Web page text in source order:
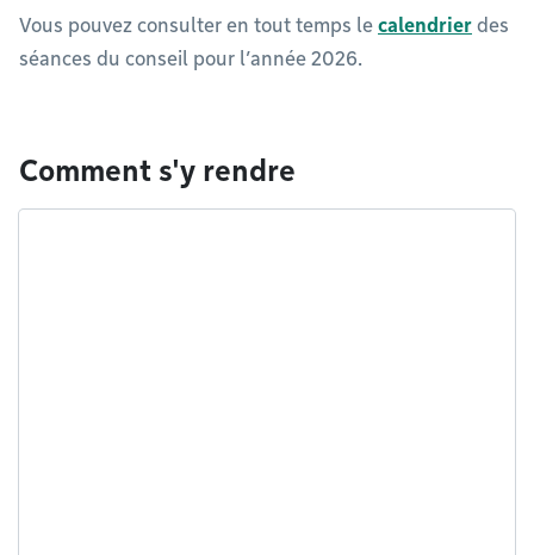
Vous pouvez consulter en tout temps le calendrier des
séances du conseil pour l’année 2026.
Comment s'y rendre